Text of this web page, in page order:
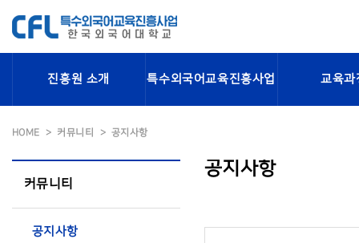
진흥원 소개 특수외국어교육진흥사업 교육과
HOME 커뮤니티 공지사항
커뮤니티
공지사항
공지사항